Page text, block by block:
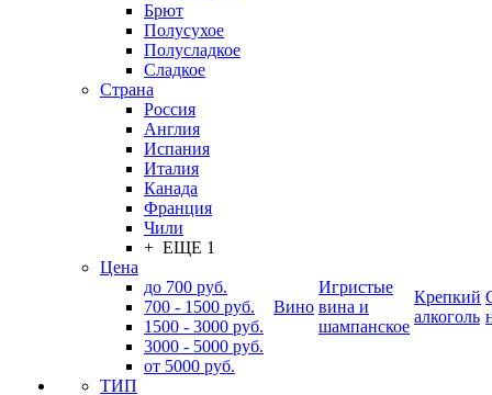
Брют
Полусухое
Полусладкое
Сладкое
Страна
Россия
Англия
Испания
Италия
Канада
Франция
Чили
+ ЕЩЕ 1
Цена
до 700 руб.
700 - 1500 руб.
1500 - 3000 руб.
3000 - 5000 руб.
от 5000 руб.
ТИП
Вино
Игристые
вина и
шампанское
Крепкий
алкоголь